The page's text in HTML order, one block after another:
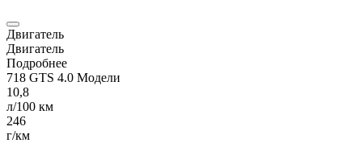
Двигатель
Двигатель
Подробнее
718 GTS 4.0 Модели
10,8
л/100 км
246
г/км